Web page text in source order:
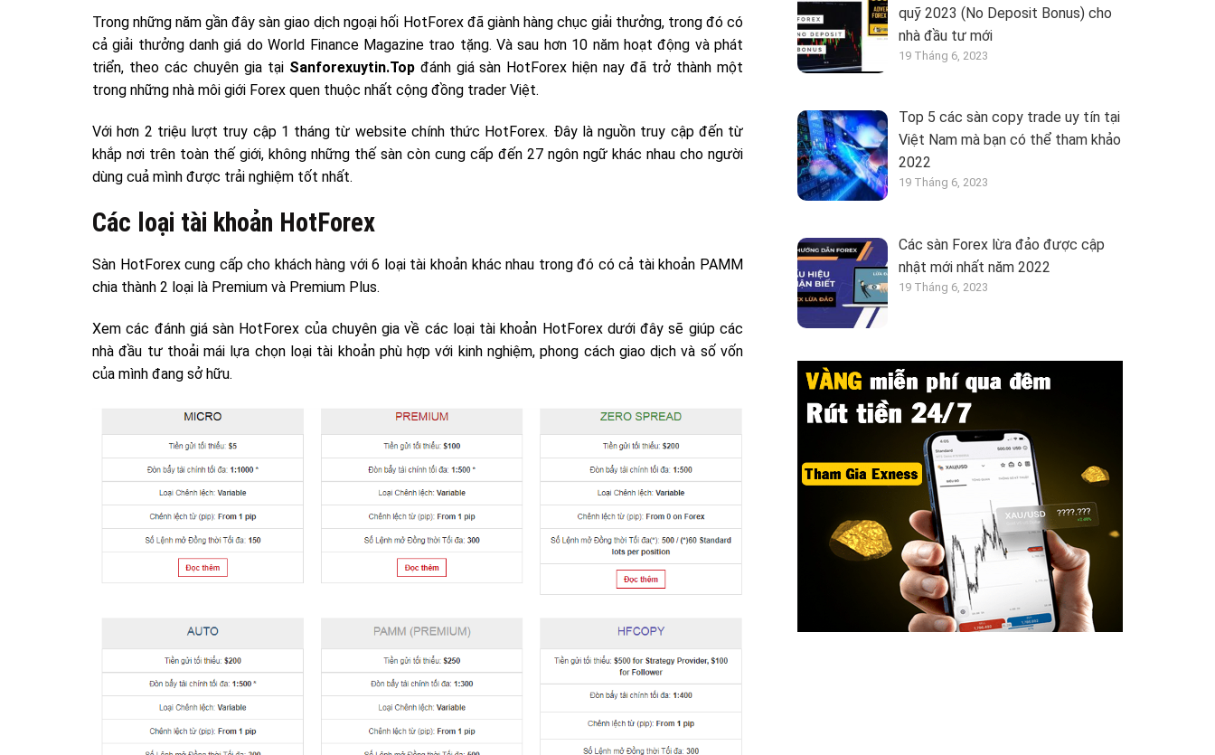
Trong những năm gần đây sàn giao dịch ngoại hối HotForex đã giành hàng chục giải thưởng, trong đó có
cả giải thưởng danh giá do World Finance Magazine trao tặng. Và sau hơn 10 năm hoạt động và phát
triển, theo các chuyên gia tại Sanforexuytin.Topđánh giá sàn HotForex hiện nay đã trở thành một
trong những nhà môi giới Forex quen thuộc nhất cộng đồng trader Việt.
Với hơn 2 triệu lượt truy cập 1 tháng từ website chính thức HotForex. Đây là nguồn truy cập đến từ
khắp nơi trên toàn thế giới, không những thế sàn còn cung cấp đến 27 ngôn ngữ khác nhau cho người
dùng cuả mình được trải nghiệm tốt nhất.
Các loại tài khoản HotForex
Sàn HotForex cung cấp cho khách hàng với 6 loại tài khoản khác nhau trong đó có cả tài khoản PAMM
chia thành 2 loại là Premium và Premium Plus.
Xem các đánh giá sàn HotForex của chuyên gia về các loại tài khoản HotForex dưới đây sẽ giúp các
nhà đầu tư thoải mái lựa chọn loại tài khoản phù hợp với kinh nghiệm, phong cách giao dịch và số vốn
của mình đang sở hữu.
quỹ 2023 (No Deposit Bonus) cho
nhà đầu tư mới
19 Tháng 6, 2023
Top 5 các sàn copy trade uy tín tại
Việt Nam mà bạn có thể tham khảo
2022
19 Tháng 6, 2023
Các sàn Forex lừa đảo được cập
nhật mới nhất năm 2022
19 Tháng 6, 2023